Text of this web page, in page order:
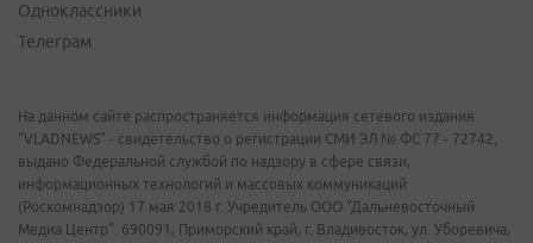
Одноклассники
Телеграм
На данном сайте распространяется информация сетевого издания
"VLADNEWS" - свидетельство о регистрации СМИ ЭЛ № ФС 77 - 72742,
выдано Федеральной службой по надзору в сфере связи,
информационных технологий и массовых коммуникаций
(Роскомнадзор) 17 мая 2018 г. Учредитель ООО "Дальневосточный
Медиа Центр". 690091, Приморский край, г. Владивосток, ул. Уборевича,